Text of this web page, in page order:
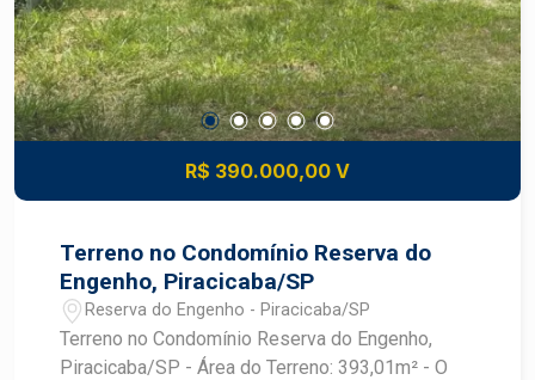
R$ 390.000,00 V
Terreno no Condomínio Reserva do
Engenho, Piracicaba/SP
Reserva do Engenho - Piracicaba/SP
Terreno no Condomínio Reserva do Engenho,
Piracicaba/SP - Área do Terreno: 393,01m² - O